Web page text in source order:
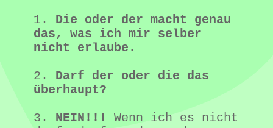
1. Die oder der macht genau
das, was ich mir selber
nicht erlaube.
2. Darf der oder die das
überhaupt?
3. NEIN!!!
Wenn ich es nicht